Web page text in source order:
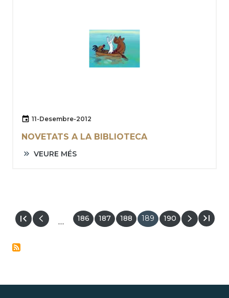
11-Desembre-2012
NOVETATS A LA BIBLIOTECA
VEURE MÉS
PAGINACIÓ
… Pàgina
186 Pàgina
187 Pàgina
188
Pàgina
actual
189 Pàgina
190